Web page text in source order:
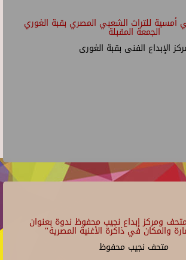
أمسية للتراث الشعبي المصري بقبة الغوري
الجمعة المقبلة
الإبداع الفنى بقبة الغورى
ومركز إبداع نجيب محفوظ ندوة بعنوان
والمكان في ذاكرة الأغنية المصرية"
متحف نجيب محفوظ